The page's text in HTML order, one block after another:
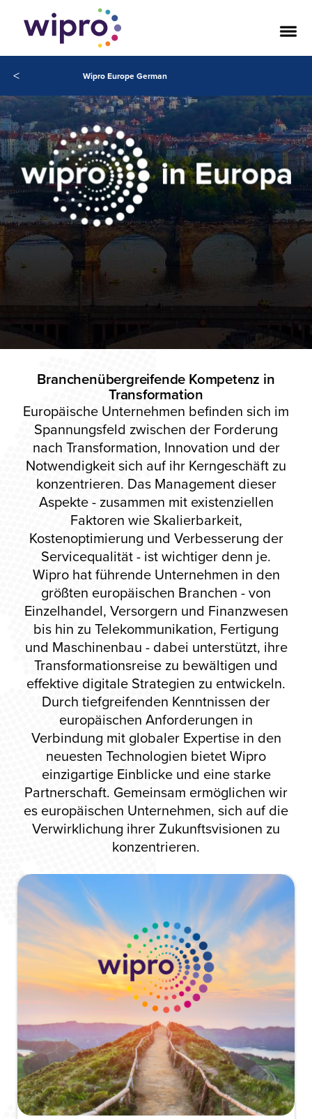
< Wipro Europe German
Branchenübergreifende Kompetenz in
Transformation
Europäische Unternehmen befinden sich im
Spannungsfeld zwischen der Forderung
nach Transformation, Innovation und der
Notwendigkeit sich auf ihr Kerngeschäft zu
konzentrieren. Das Management dieser
Aspekte - zusammen mit existenziellen
Faktoren wie Skalierbarkeit,
Kostenoptimierung und Verbesserung der
Servicequalität - ist wichtiger denn je.
Wipro hat führende Unternehmen in den
größten europäischen Branchen - von
Einzelhandel, Versorgern und Finanzwesen
bis hin zu Telekommunikation, Fertigung
und Maschinenbau - dabei unterstützt, ihre
Transformationsreise zu bewältigen und
effektive digitale Strategien zu entwickeln.
Durch tiefgreifenden Kenntnissen der
europäischen Anforderungen in
Verbindung mit globaler Expertise in den
neuesten Technologien bietet Wipro
einzigartige Einblicke und eine starke
Partnerschaft. Gemeinsam ermöglichen wir
es europäischen Unternehmen, sich auf die
Verwirklichung ihrer Zukunftsvisionen zu
konzentrieren.